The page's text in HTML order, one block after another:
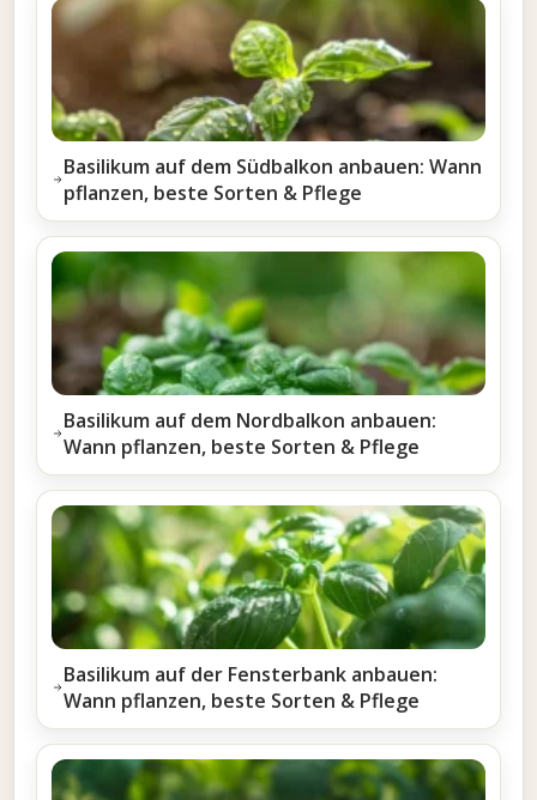
Basilikum auf dem Südbalkon anbauen: Wann
pflanzen, beste Sorten & Pflege
Basilikum auf dem Nordbalkon anbauen:
Wann pflanzen, beste Sorten & Pflege
Basilikum auf der Fensterbank anbauen:
Wann pflanzen, beste Sorten & Pflege